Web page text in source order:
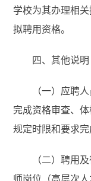
学校为其办理相
拟聘用资格。
四、其他说明
（一）应聘
完成资格审查、
规定时限和要求完
（二）聘用